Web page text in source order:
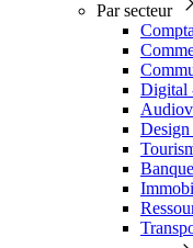
Par secteur
Digital